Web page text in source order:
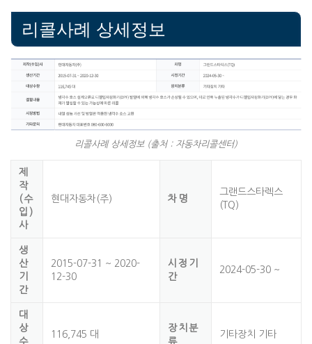
리콜사례 상세정보
리콜사례 상세정보 (출처 : 자동차리콜센터)
제
작
(수
입)
사
현대자동차(주) 차명
그랜드스타렉스
(TQ)
생
산
기
간
2015-07-31 ~ 2020-
12-30
시정기
간
2024-05-30 ~
대
상
수
116,745 대
장치분
류
기타장치 기타